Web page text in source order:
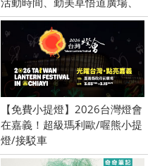
GQ雜誌活動。
【免費小提燈】2026台灣燈會
在嘉義！超級瑪利歐/喔熊小提
燈/接駁車